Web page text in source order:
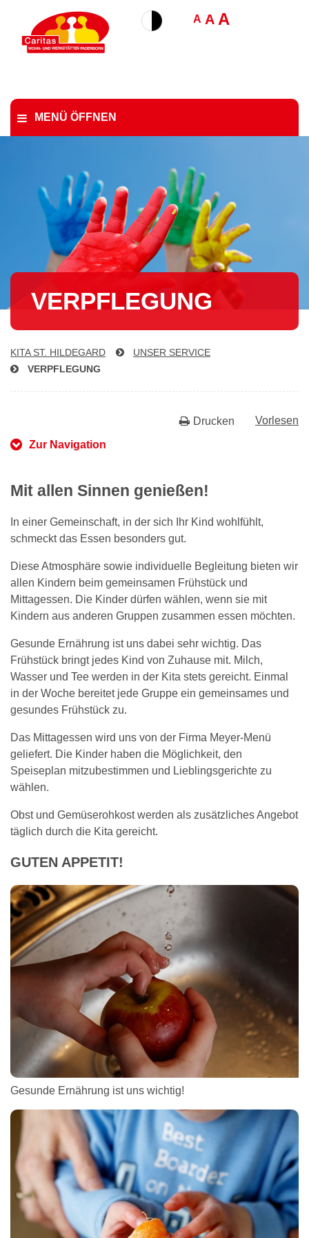
A A A
MENÜ ÖFFNEN
VERPFLEGUNG
KITA ST. HILDEGARD
UNSER SERVICE
VERPFLEGUNG
Vorlesen
Drucken
Zur Navigation
Mit allen Sinnen genießen!
In einer Gemeinschaft, in der sich Ihr Kind wohlfühlt,
schmeckt das Essen besonders gut.
Diese Atmosphäre sowie individuelle Begleitung bieten wir
allen Kindern beim gemeinsamen Frühstück und
Mittagessen. Die Kinder dürfen wählen, wenn sie mit
Kindern aus anderen Gruppen zusammen essen möchten.
Gesunde Ernährung ist uns dabei sehr wichtig. Das
Frühstück bringt jedes Kind von Zuhause mit. Milch,
Wasser und Tee werden in der Kita stets gereicht. Einmal
in der Woche bereitet jede Gruppe ein gemeinsames und
gesundes Frühstück zu.
Das Mittagessen wird uns von der Firma Meyer-Menü
geliefert. Die Kinder haben die Möglichkeit, den
Speiseplan mitzubestimmen und Lieblingsgerichte zu
wählen.
Obst und Gemüserohkost werden als zusätzliches Angebot
täglich durch die Kita gereicht.
GUTEN APPETIT!
Gesunde Ernährung ist uns wichtig!